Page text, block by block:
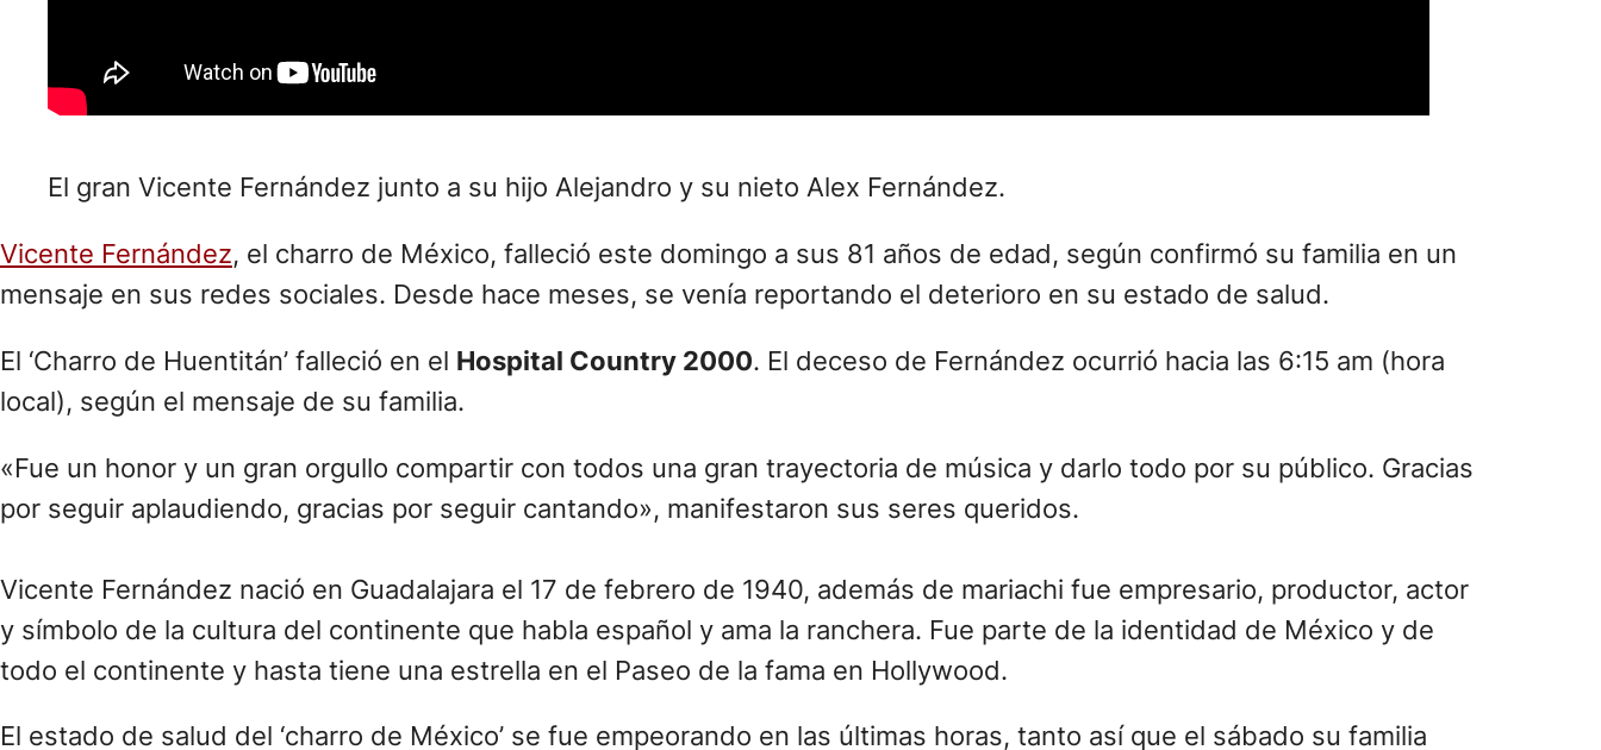
El gran Vicente Fernández junto a su hijo Alejandro y su nieto Alex Fernández.
Vicente Fernández, el charro de México, falleció este domingo a sus 81 años de edad, según confirmó su familia en un
mensaje en sus redes sociales. Desde hace meses, se venía reportando el deterioro en su estado de salud.
El ‘Charro de Huentitán’ falleció en el Hospital Country 2000. El deceso de Fernández ocurrió hacia las 6:15 am (hora
local), según el mensaje de su familia.
«Fue un honor y un gran orgullo compartir con todos una gran trayectoria de música y darlo todo por su público. Gracias
por seguir aplaudiendo, gracias por seguir cantando», manifestaron sus seres queridos.
Vicente Fernández nació en Guadalajara el 17 de febrero de 1940, además de mariachi fue empresario, productor, actor
y símbolo de la cultura del continente que habla español y ama la ranchera. Fue parte de la identidad de México y de
todo el continente y hasta tiene una estrella en el Paseo de la fama en Hollywood.
El estado de salud del ‘charro de México’ se fue empeorando en las últimas horas, tanto así que el sábado su familia